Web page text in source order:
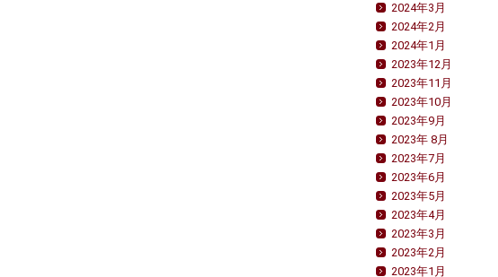
2024年3月
2024年2月
2024年1月
2023年12月
2023年11月
2023年10月
2023年9月
2023年 8月
2023年7月
2023年6月
2023年5月
2023年4月
2023年3月
2023年2月
2023年1月